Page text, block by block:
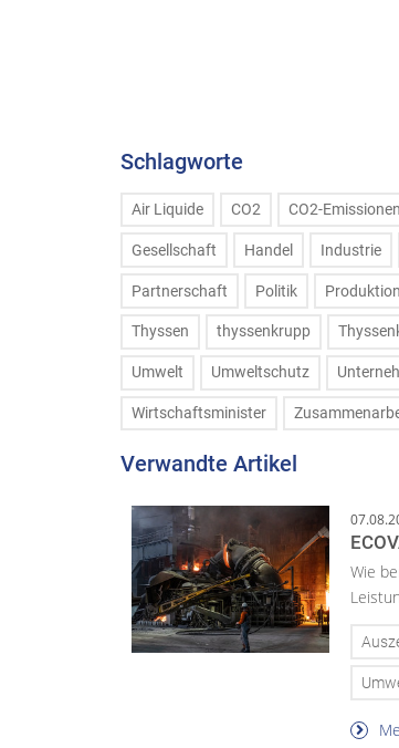
Schlagworte
Air Liquide CO2 CO2-Emissionen
Gesellschaft Handel Industrie
Partnerschaft Politik Produktion
Thyssen thyssenkrupp
Umwelt Umweltschutz
Wirtschaftsminister
Verwandte Artikel
Wie